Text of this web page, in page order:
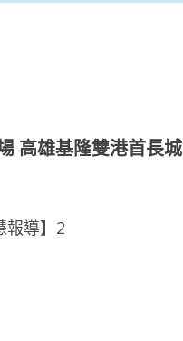
高雄基隆雙港首長城
報導】2